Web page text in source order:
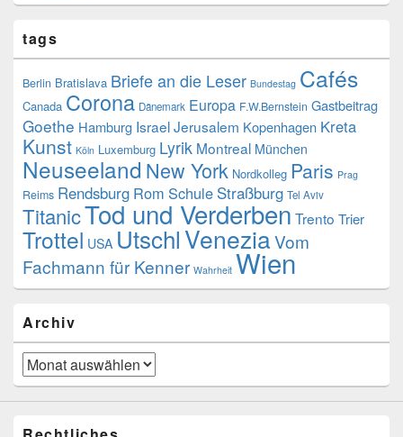
tags
Berlin Bratislava Briefe an die Leser Bundestag Cafés
Canada Corona Dänemark Europa F.W.Bernstein Gastbeitrag
Goethe Hamburg IsraelJerusalem Kopenhagen Kreta
Kunst Köln Luxemburg Lyrik Montreal München
Neuseeland New York Nordkolleg Paris Prag
Reims Rendsburg Rom Schule Straßburg Tel Aviv
TitanicTod und Verderben Trento Trier
Trottel USA UtschlVeneziaVom
Fachmann für Kenner Wahrheit Wien
Archiv
Archiv